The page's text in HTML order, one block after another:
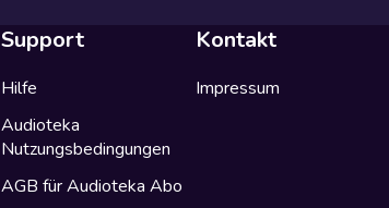
Support
Hilfe
Audioteka
Nutzungsbedingungen
AGB für Audioteka Abo
Kontakt
Impressum